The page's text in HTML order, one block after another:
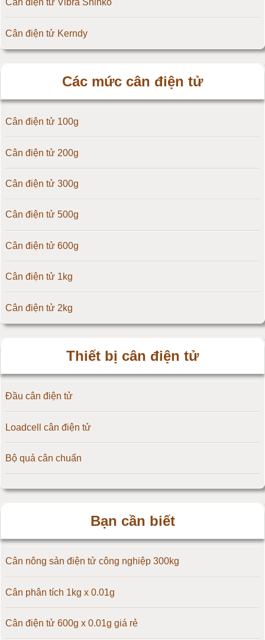
Cân điện tử Vibra Shinko
Cân điện tử Kerndy
Cân điện tử OCS
Cân điện tử Digi
Cân điện tử TNP Scacle
Cân điện tử CAS Hàn Quốc
Cân điện tử Yaohua
Cân điện tử Amcells
Đầu cân điện tử Flintec
Các mức cân điện tử
Cân điện tử 100g
Cân điện tử 200g
Cân điện tử 300g
Cân điện tử 500g
Cân điện tử 600g
Cân điện tử 1kg
Cân điện tử 2kg
Cân điện tử 10kg
Cân điện tử 15kg
Cân điện tử 20kg
Cân điện tử 25kg
Cân điện tử 50kg
Cân điện tử 60kg
Cân điện tử 100kg
Thiết bị cân điện tử
Đầu cân điện tử
Loadcell cân điện tử
Bộ quả cân chuẩn
Bạn cần biết
Cân nông sản điện tử công nghiệp 300kg
Cân phân tích 1kg x 0.01g
Cân điện tử 600g x 0.01g giá rẻ